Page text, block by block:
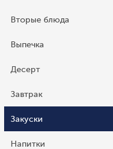
Вторые блюда
Выпечка
Десерт
Завтрак
Закуски
Напитки